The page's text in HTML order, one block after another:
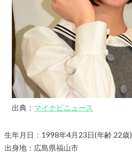
出典： マイナビニュース
生年月日：1998年4月23日(年齢 22歳)
出身地：広島県福山市